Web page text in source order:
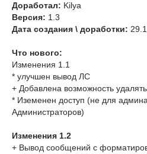
Доработал: Kilya
Версия: 1.3
Дата создания \ доработки:
Что нового:
Изменения 1.1
* улучшен вывод ЛС
+ Добавлена возможность
* Иземенен доступ (не для
Администраторов)
Изменения 1.2
+ Вывод сообщений с